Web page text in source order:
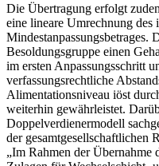
Die Übertragung erfolgt
eine lineare Umrechnung des
Mindestanpassungsbetrages.
Besoldungsgruppe einen
im ersten Anpassungsschritt
verfassungsrechtliche
Alimentationsniveau iöst
weiterhin gewährleistet.
Doppelverdienermodell
der gesamtgesellschaftlichen
„Im Rahmen der Übernahme